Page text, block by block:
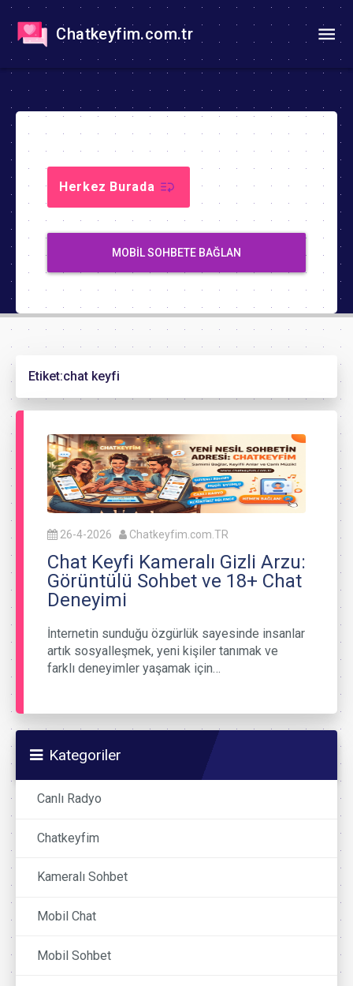
Chatkeyfim.com.tr
Herkez Burada
MOBIL SOHBETE BAĞLAN
Etiket:chat keyfi
26-4-2026 Chatkeyfim.com.TR
Chat Keyfi Kameralı Gizli Arzu:
Görüntülü Sohbet ve 18+ Chat
Deneyimi
İnternetin sunduğu özgürlük sayesinde insanlar
artık sosyalleşmek, yeni kişiler tanımak ve
farklı deneyimler yaşamak için…
Kategoriler
Canlı Radyo
Chatkeyfim
Kameralı Sohbet
Mobil Chat
Mobil Sohbet